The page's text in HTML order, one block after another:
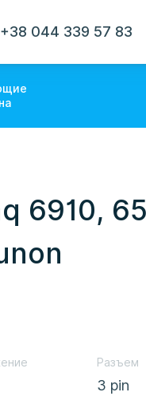
+38 044 339 57 83
а
6910,
Разъем
3 pin